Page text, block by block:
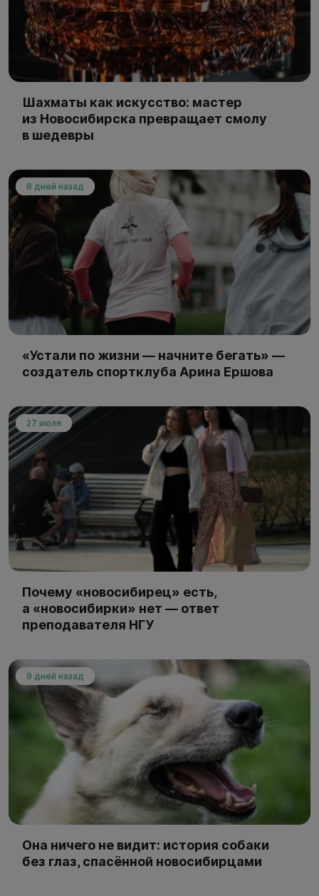
Шахматы как искусство: мастер
из Новосибирска превращает смолу
в шедевры
8 дней назад
«Устали по жизни — начните бегать» —
создатель спортклуба Арина Ершова
27 июля
Почему «новосибирец» есть,
а «новосибирки» нет — ответ
преподавателя НГУ
9 дней назад
Она ничего не видит: история собаки
без глаз, спасённой новосибирцами